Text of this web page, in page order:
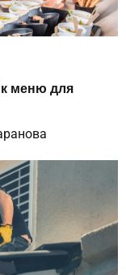
меню для